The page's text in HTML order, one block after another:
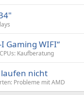
I Gaming WIFI“
Kaufberatung
laufen nicht
Probleme mit AMD